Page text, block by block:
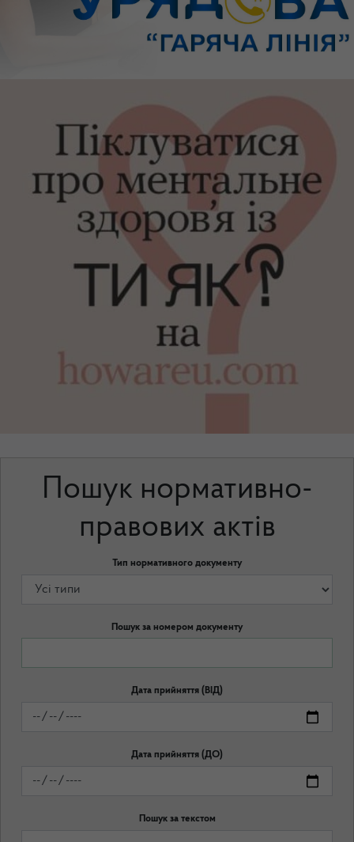
Пошук нормативно-
правових актів
Тип нормативного документу
Пошук за номером документу
Дата прийняття (ВІД)
Дата прийняття (ДО)
Пошук за текстом